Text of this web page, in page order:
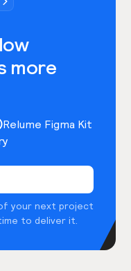
more
Relume Figma Kit
your next project
to deliver it.